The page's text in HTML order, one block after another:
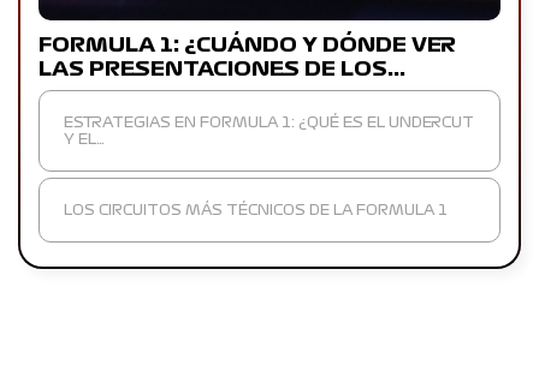
FORMULA 1: ¿CUÁNDO Y DÓNDE VER
LAS PRESENTACIONES DE LOS…
ESTRATEGIAS EN FORMULA 1: ¿QUÉ ES EL UNDERCUT
Y EL…
LOS CIRCUITOS MÁS TÉCNICOS DE LA FORMULA 1